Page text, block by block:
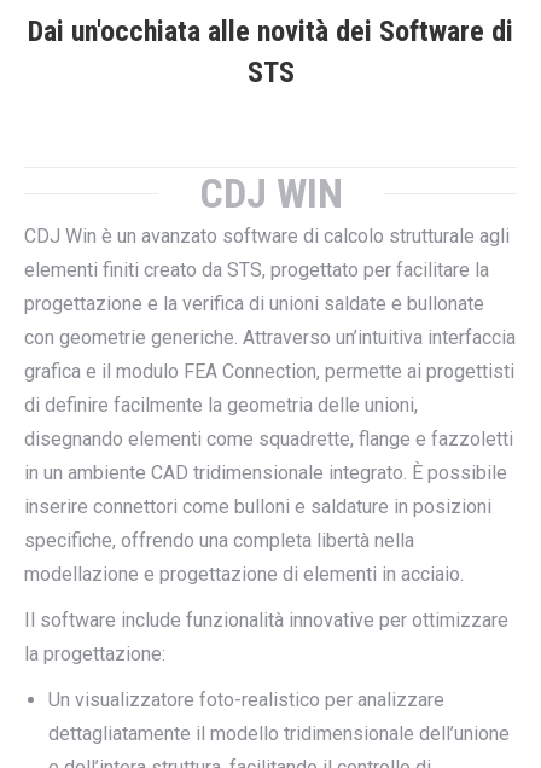
Dai un'occhiata alle novità dei Software di
STS
CDJ WIN
CDJ Win è un avanzato software di calcolo strutturale agli
elementi finiti creato da STS, progettato per facilitare la
progettazione e la verifica di unioni saldate e bullonate
con geometrie generiche. Attraverso un’intuitiva interfaccia
grafica e il modulo FEA Connection, permette ai progettisti
di definire facilmente la geometria delle unioni,
disegnando elementi come squadrette, flange e fazzoletti
in un ambiente CAD tridimensionale integrato. È possibile
inserire connettori come bulloni e saldature in posizioni
specifiche, offrendo una completa libertà nella
modellazione e progettazione di elementi in acciaio.
Il software include funzionalità innovative per ottimizzare
la progettazione:
Un visualizzatore foto-realistico per analizzare
dettagliatamente il modello tridimensionale dell’unione